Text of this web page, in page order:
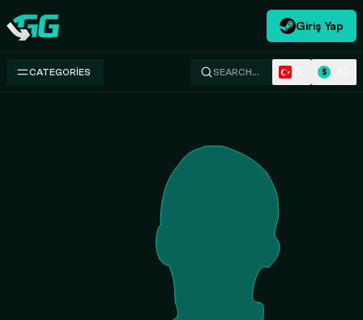
Swap.gg
Giriş Yap
CATEGORIES SEARCH… $